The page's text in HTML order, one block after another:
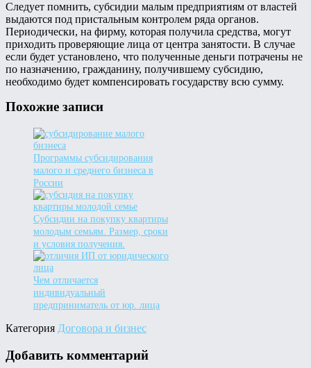
Следует помнить, субсидии малым предприятиям от властей
выдаются под пристальным контролем ряда органов.
Периодически, на фирму, которая получила средства, могут
приходить проверяющие лица от центра занятости. В случае
если будет установлено, что полученные деньги потрачены не
по назначению, гражданину, получившему субсидию,
необходимо будет компенсировать государству всю сумму.
Похожие записи
Программы субсидирования
малого и среднего бизнеса в
России
Субсидии на покупку квартиры
молодым семьям. Размер, сроки
и условия получения.
Чем отличается
индивидуальный
предприниматель от юр. лица
Категория Договора и бизнес
Добавить комментарий